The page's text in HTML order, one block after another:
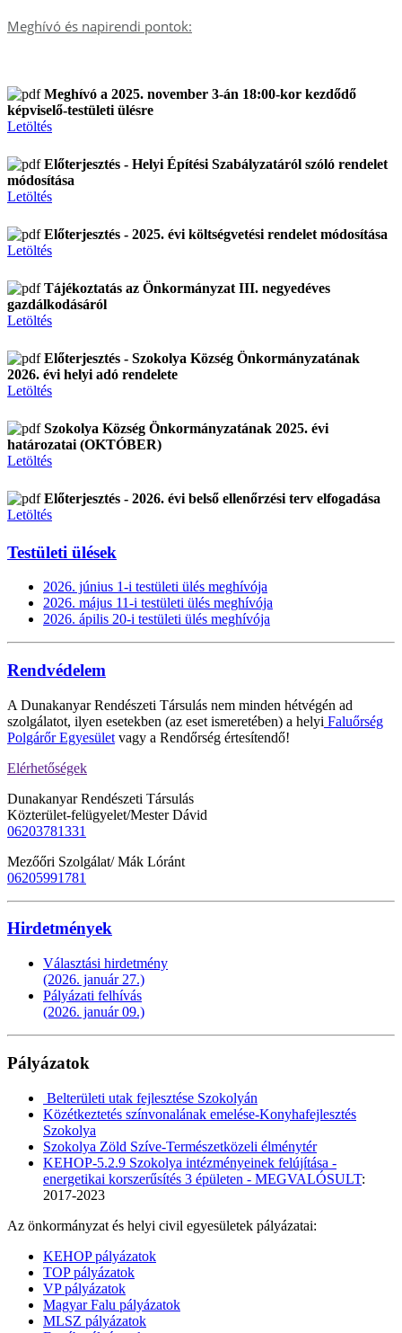
Meghívó és napirendi pontok:
Meghívó a 2025. november 3-án 18:00-kor kezdődő
képviselő-testületi ülésre
Letöltés
Előterjesztés - Helyi Építési Szabályzatáról szóló rendelet
módosítása
Letöltés
Előterjesztés - 2025. évi költségvetési rendelet módosítása
Letöltés
Tájékoztatás az Önkormányzat III. negyedéves
gazdálkodásáról
Letöltés
Előterjesztés - Szokolya Község Önkormányzatának
2026. évi helyi adó rendelete
Letöltés
Szokolya Község Önkormányzatának 2025. évi
határozatai (OKTÓBER)
Letöltés
Előterjesztés - 2026. évi belső ellenőrzési terv elfogadása
Letöltés
Testületi ülések
2026. június 1-i testületi ülés meghívója
2026. május 11-i testületi ülés meghívója
2026. ápilis 20-i testületi ülés meghívója
Rendvédelem
A Dunakanyar Rendészeti Társulás nem minden hétvégén ad
szolgálatot, ilyen esetekben (az eset ismeretében) a helyi Faluőrség
Polgárőr Egyesület vagy a Rendőrség értesítendő!
Elérhetőségek
Dunakanyar Rendészeti Társulás
Közterület-felügyelet/Mester Dávid
06203781331
Mezőőri Szolgálat/ Mák Lóránt
06205991781
Hirdetmények
Választási hirdetmény
(2026. január 27.)
Pályázati felhívás
(2026. január 09.)
Pályázatok
Belterületi utak fejlesztése Szokolyán
Közétkeztetés színvonalának emelése-Konyhafejlesztés
Szokolya
Szokolya Zöld Szíve-Természetközeli élménytér
KEHOP-5.2.9 Szokolya intézményeinek felújítása -
energetikai korszerűsítés 3 épületen - MEGVALÓSULT:
2017-2023
Az önkormányzat és helyi civil egyesületek pályázatai:
KEHOP pályázatok
TOP pályázatok
VP pályázatok
Magyar Falu pályázatok
MLSZ pályázatok